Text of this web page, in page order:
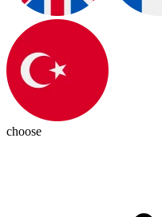
choose